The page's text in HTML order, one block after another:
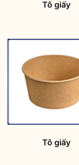
Tô giấy
Tô giấy